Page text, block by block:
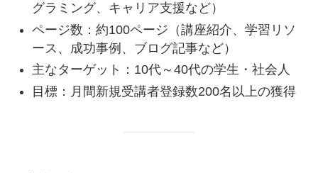
グラミング、キャリア支援など）
ページ数：約100ページ（講座紹介、学習リソ
ース、成功事例、ブログ記事など）
主なターゲット：10代～40代の学生・社会人
目標：月間新規受講者登録数200名以上の獲得